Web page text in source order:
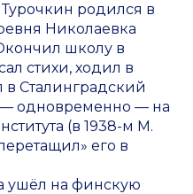
родился в
Николаевка
школу в
стихи, ходил в
в Сталинградский
— одновременно — на
(в 1938-м М.
его в
на финскую